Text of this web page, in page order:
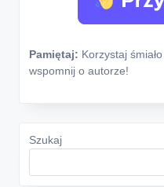
Pamiętaj: Korzystaj
wspomnij o autorze!
Szukaj